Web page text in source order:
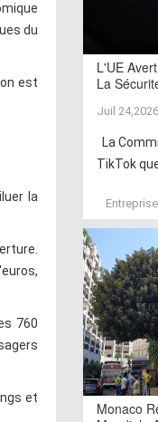
du
est
la
760
et
L'UE
La
Juil 24,2026
La
TikTok
Entreprise
Monaco